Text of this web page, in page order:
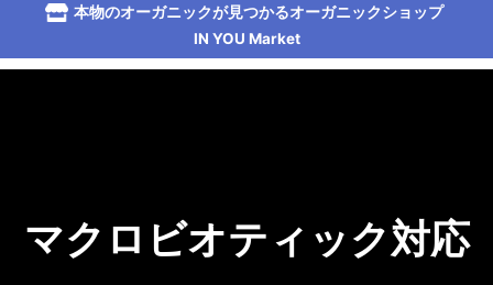
本物のオーガニックが見つかるオーガニックショップ
IN YOU Market
マクロビオティック対応